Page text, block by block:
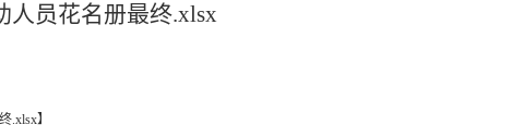
人员花名册最终.xlsx
.xlsx】